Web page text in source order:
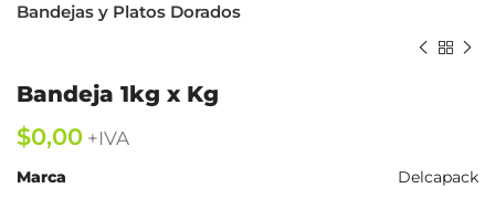
Bandejas y Platos Dorados
Bandeja 1kg x Kg
$
Marca Delcapack